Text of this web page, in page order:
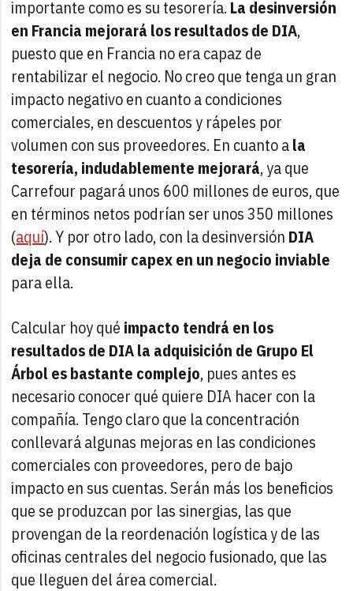
importante como es su tesorería. La desinversión
en Francia mejorará los resultados de DIA,
puesto que en Francia no era capaz de
rentabilizar el negocio. No creo que tenga un gran
impacto negativo en cuanto a condiciones
comerciales, en descuentos y rápeles por
volumen con sus proveedores. En cuanto ala
tesorería, indudablemente mejorará, ya que
Carrefour pagará unos 600 millones de euros, que
en términos netos podrían ser unos 350 millones
(aquí). Y por otro lado, con la desinversión DIA
deja de consumir capex en un negocio inviable
para ella.
Calcular hoy qué impacto tendrá en los
resultados de DIA la adquisición de Grupo El
Árbol es bastante complejo, pues antes es
necesario conocer qué quiere DIA hacer con la
compañía. Tengo claro que la concentración
conllevará algunas mejoras en las condiciones
comerciales con proveedores, pero de bajo
impacto en sus cuentas. Serán más los beneficios
que se produzcan por las sinergias, las que
provengan de la reordenación logística y de las
oficinas centrales del negocio fusionado, que las
que lleguen del área comercial.